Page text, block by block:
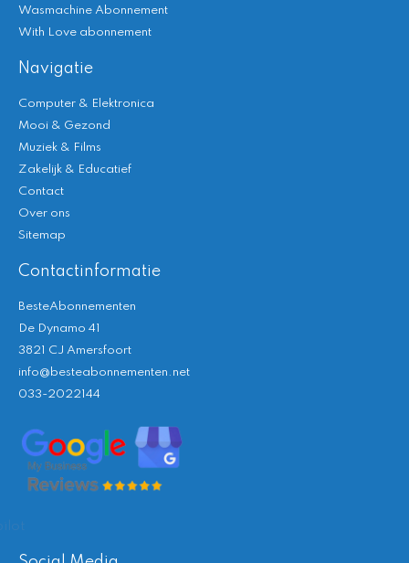
Wasmachine Abonnement
With Love abonnement
Navigatie
Computer & Elektronica
Mooi & Gezond
Muziek & Films
Zakelijk & Educatief
Contact
Over ons
Sitemap
Contactinformatie
BesteAbonnementen
De Dynamo 41
3821 CJ Amersfoort
info@besteabonnementen.net
033-2022144